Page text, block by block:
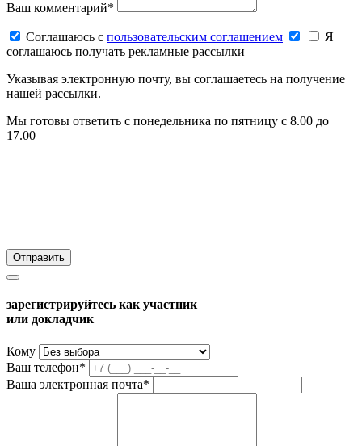
Ваш комментарий*
Соглашаюсь c пользовательским соглашением
Я
соглашаюсь получать рекламные рассылки
Указывая электронную почту, вы соглашаетесь на получение
нашей рассылки.
Мы готовы ответить с понедельника по пятницу с 8.00 до
17.00
зарегистрируйтесь как участник
или докладчик
Кому
Ваш телефон*
Ваша электронная почта*